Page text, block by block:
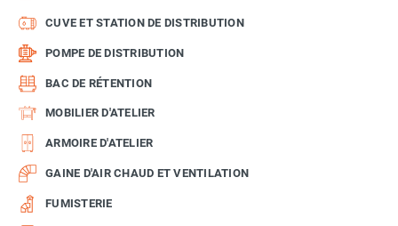
CUVE ET STATION DE DISTRIBUTION
POMPE DE DISTRIBUTION
BAC DE RÉTENTION
MOBILIER D'ATELIER
ARMOIRE D'ATELIER
GAINE D'AIR CHAUD ET VENTILATION
FUMISTERIE